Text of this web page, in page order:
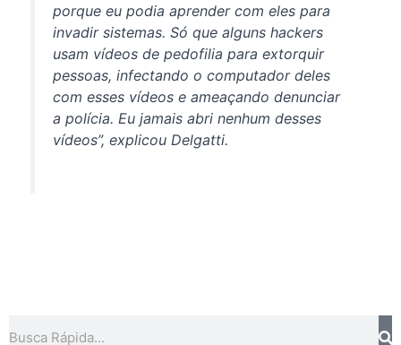
porque eu podia aprender com eles para
invadir sistemas. Só que algunshackers
usam vídeos de pedofilia para extorquir
pessoas, infectando o computador deles
com esses vídeos e ameaçando denunciar
a polícia. Eu jamais abri nenhum desses
vídeos”, explicou Delgatti.